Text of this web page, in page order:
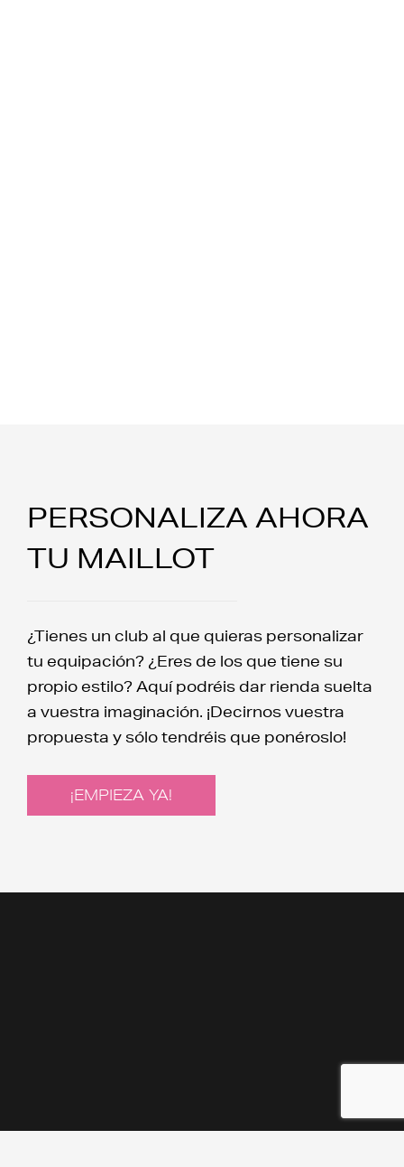
PERSONALIZA AHORA
TU MAILLOT
¿Tienes un club al que quieras personalizar
tu equipación? ¿Eres de los que tiene su
propio estilo? Aquí podréis dar rienda suelta
a vuestra imaginación. ¡Decirnos vuestra
propuesta y sólo tendréis que ponéroslo!
¡EMPIEZA YA!